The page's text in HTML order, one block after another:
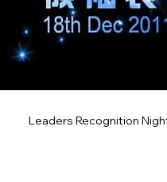
Leaders Recognition